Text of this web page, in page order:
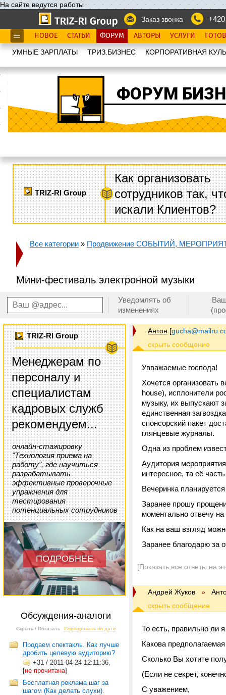
На сайте ведутся работы
Заказ звонка
НОВОЕ СТАТЬИ ФОРУМ АВТОРЫ УСЛУГИ
УМНЫЕ ЗАРПЛАТЫ ТРИЗ.БИЗНЕС КОРПОРАТИВНАЯ
ФОРУМ
TRIZ-RI Group
Как организовать
сотрудников так,
искали Клиентов?
Все категории » Продвижение СОБЫТИЙ,
Мини-фестиваль электронной музыки
Уведомлять об
изменениях
TRIZ-RI Group
Менеджерам по
персоналу и
специалистам
кадровых служб
рекомендуем...
онлайн-стажировку
"Технология приема на
работу", где научиться
разрабатывать
эффективные проверочные
упражнения для
тестирования
потенциальных сотрудников
ПОДРОБНЕЕ
Обсуждения-аналоги
Скрыть / Показать Сортировать по дате
Продаем спектакль. Как лучше
дробить целевую аудиторию?
+31 / 2011-04-24 12:11:36,
[не прочитана]
Бесплатная реклама шаг за
шагом (Как делать слухи).
Антон [
Увважаемые господа!
Хочется организовать
house), исплонители
музыку, их выпускают
единственная
спонсорский пакет
глянцевые журналы.
Одна из проблем
Аудитория
интересное, та её
Вечеринка
Заранее прошу
моментально отвечу
Как на ваш взгляд
Заранее благодарю за
[Показать все ответы на
Андрей Жуков »
То есть, правильно ли
Какова
Сколько Вы хотите
(Если не секрет,
С уважением,